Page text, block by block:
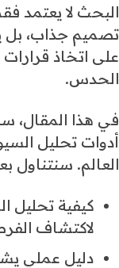
البحث لا يعتمد
تصميم جذاب، بل
على اتخاذ قرارات
الحدس.
في هذا
أدوات تحليل
العالم. سنتناول
كيفية تحليل
لاكتشاف